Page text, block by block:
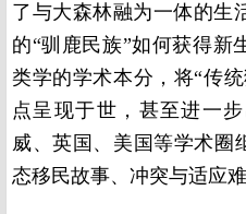
了与大森林融为一体的生
的“驯鹿民族”如何获得新
类学的学术本分，将“传
点呈现于世，甚至进一
威、英国、美国等学术圈
态移民故事、冲突与适应难